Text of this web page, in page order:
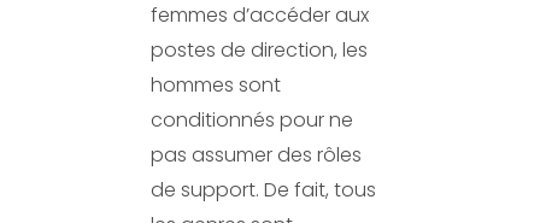
femmes d’accéder aux
postes de direction, les
hommes sont
conditionnés pour ne
pas assumer des rôles
de support. De fait, tous